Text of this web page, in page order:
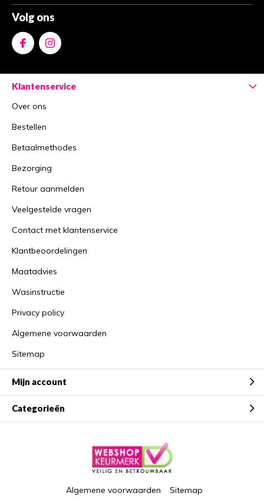
Volg ons
Klantenservice
Over ons
Bestellen
Betaalmethodes
Bezorging
Retour aanmelden
Veelgestelde vragen
Contact met klantenservice
Klantbeoordelingen
Maatadvies
Wasinstructie
Privacy policy
Algemene voorwaarden
Sitemap
Mijn account
Categorieën
Algemene voorwaarden Sitemap